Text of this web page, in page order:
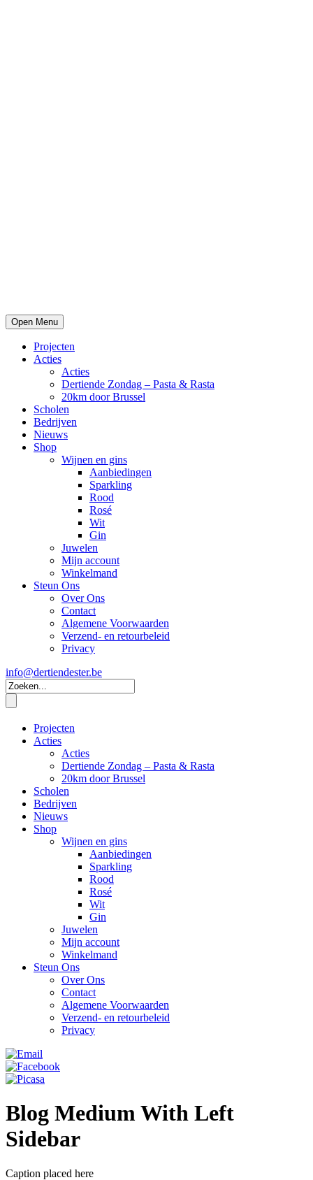
Open Menu
Projecten
Acties
Acties
Dertiende Zondag – Pasta & Rasta
20km door Brussel
Scholen
Bedrijven
Nieuws
Shop
Wijnen en gins
Aanbiedingen
Sparkling
Rood
Rosé
Wit
Gin
Juwelen
Mijn account
Winkelmand
Steun Ons
Over Ons
Contact
Algemene Voorwaarden
Verzend- en retourbeleid
Privacy
info@dertiendester.be
Projecten
Acties
Acties
Dertiende Zondag – Pasta & Rasta
20km door Brussel
Scholen
Bedrijven
Nieuws
Shop
Wijnen en gins
Aanbiedingen
Sparkling
Rood
Rosé
Wit
Gin
Juwelen
Mijn account
Winkelmand
Steun Ons
Over Ons
Contact
Algemene Voorwaarden
Verzend- en retourbeleid
Privacy
Blog Medium With Left
Sidebar
Caption placed here